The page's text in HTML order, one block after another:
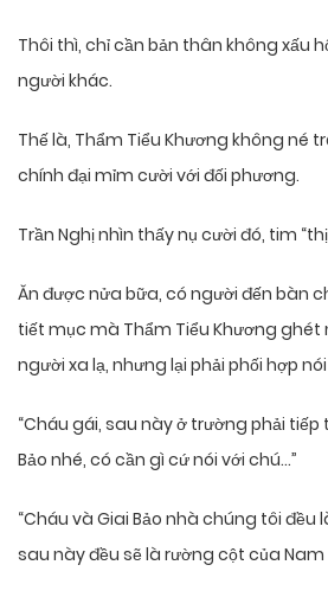
Thôi thì, chỉ cần bản thân không xấu
người khác.
Thế là, Thẩm Tiểu Khương không né
chính đại mỉm cười với đối phương.
Trần Nghị nhìn thấy nụ cười đó, tim
Ăn được nửa bữa, có người đến bàn
tiết mục mà Thẩm Tiểu Khương ghét
người xa lạ, nhưng lại phải phối hợp
“Cháu gái, sau này ở trường phải
Bảo nhé, có cần gì cứ nói với chú…”
“Cháu và Giai Bảo nhà chúng tôi đều
sau này đều sẽ là rường cột của Nam